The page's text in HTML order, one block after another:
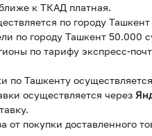
к ТКАД платная.
по городу Ташкент
по городу Ташкент 50.000
по тарифу экспресс-
по Ташкенту
осуществляется через
от покупки доставленного